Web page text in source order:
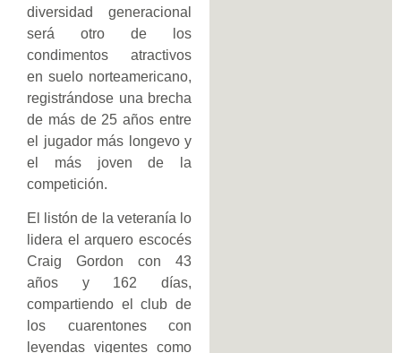
diversidad generacional
será otro de los
condimentos atractivos
en suelo norteamericano,
registrándose una brecha
de más de 25 años entre
el jugador más longevo y
el más joven de la
competición.
El listón de la veteranía lo
lidera el arquero escocés
Craig Gordon con 43
años y 162 días,
compartiendo el club de
los cuarentones con
leyendas vigentes como